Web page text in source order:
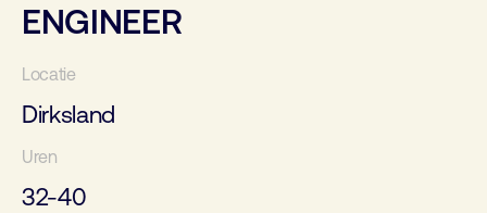
ENGINEER
Dirksland
32-40